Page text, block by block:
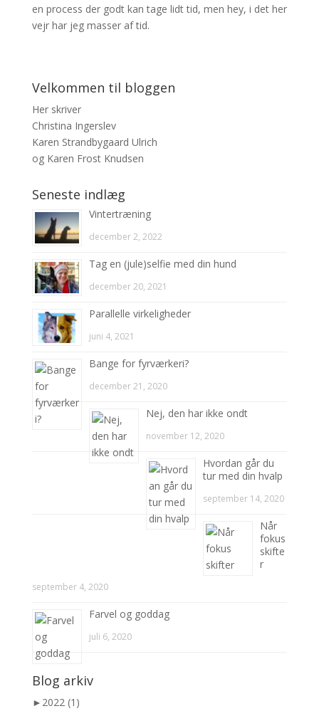
en process der godt kan tage lidt tid, men hey, i det her
vejr har jeg masser af tid.
Velkommen til bloggen
Her skriver
Christina Ingerslev
Karen Strandbygaard Ulrich
og Karen Frost Knudsen
Seneste indlæg
Vintertræning
december 2, 2022
Tag en (jule)selfie med din hund
december 20, 2021
Parallelle virkeligheder
juni 4, 2021
Bange for fyrværkeri?
december 21, 2020
Nej, den har ikke ondt
november 12, 2020
Hvordan går du
tur med din hvalp
september 14, 2020
Når
fokus
skifte
r
september 4, 2020
Farvel og goddag
juli 6, 2020
Blog arkiv
► 2022 (1)